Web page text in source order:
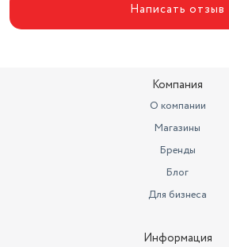
Написать отзыв
Компания
О компании
Магазины
Бренды
Блог
Для бизнеса
Информация